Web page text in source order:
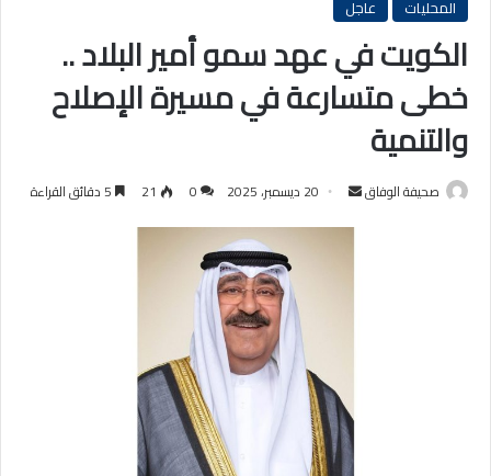
المحليات
عاجل
الكويت في عهد سمو أمير البلاد ..
خطى متسارعة في مسيرة الإصلاح
والتنمية
صحيفة الوفاق
أرسل 20 ديسمبر، 2025 0
21